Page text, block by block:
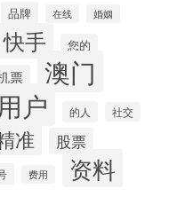
品牌 在线 婚姻
快手 您的
票 澳门
用户 的人 社交
准 股票
费用 资料